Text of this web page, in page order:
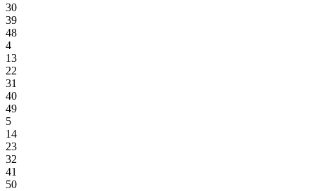
30
39
48
4
13
22
31
40
49
5
14
23
32
41
50